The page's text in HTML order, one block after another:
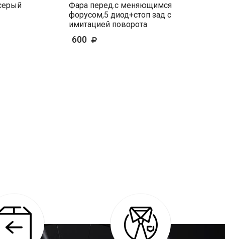
Фара перед.с меняющимся
форусом,5 диод+стоп зад с
имитацией поворота
600